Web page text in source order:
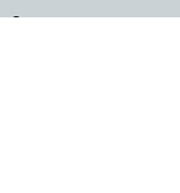
Оставить заявку